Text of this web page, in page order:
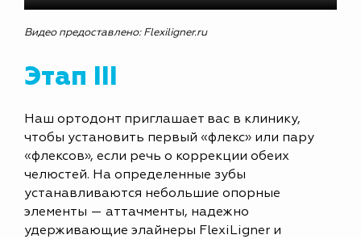
Видео предоставлено: Flexiligner.ru
Этап III
Наш ортодонт приглашает вас в клинику,
чтобы установить первый «флекс» или пару
«флексов», если речь о коррекции обеих
челюстей. На определенные зубы
устанавливаются небольшие опорные
элементы — аттачменты, надежно
удерживающие элайнеры FlexiLigner и